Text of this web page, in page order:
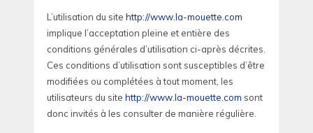
L’utilisation du site http://www.la-mouette.com
implique l’acceptation pleine et entière des
conditions générales d’utilisation ci-après décrites.
Ces conditions d’utilisation sont susceptibles d’être
modifiées ou complétées à tout moment, les
utilisateurs du site http://www.la-mouette.com sont
donc invités à les consulter de manière régulière.